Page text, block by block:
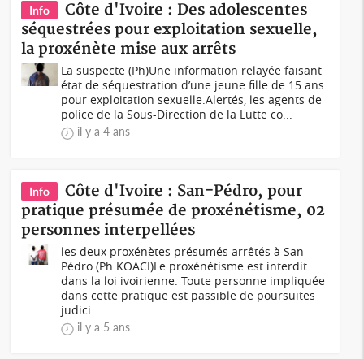
Info
Côte d'Ivoire : Des adolescentes
séquestrées pour exploitation sexuelle,
la proxénète mise aux arrêts
La suspecte (Ph)Une information relayée faisant
état de séquestration d’une jeune fille de 15 ans
pour exploitation sexuelle.Alertés, les agents de
police de la Sous-Direction de la Lutte co...
il y a 4 ans
Info
Côte d'Ivoire : San-Pédro, pour
pratique présumée de proxénétisme, 02
personnes interpellées
les deux proxénètes présumés arrêtés à San-
Pédro (Ph KOACI)Le proxénétisme est interdit
dans la loi ivoirienne. Toute personne impliquée
dans cette pratique est passible de poursuites
judici...
il y a 5 ans